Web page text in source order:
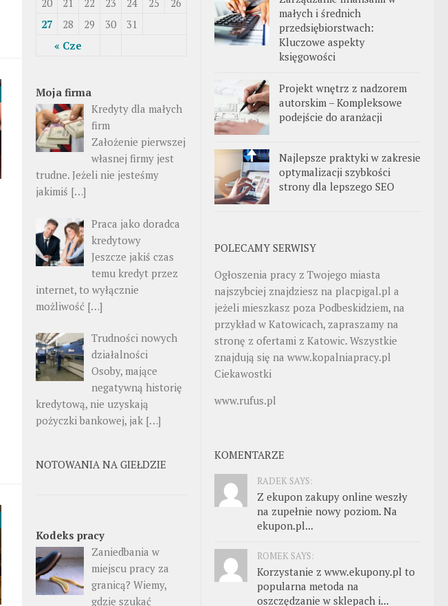
małych i średnich
przedsiębiorstwach:
Kluczowe aspekty
księgowości
Projekt wnętrz z nadzorem
autorskim – Kompleksowe
podejście do aranżacji
Najlepsze praktyki w zakresie
optymalizacji szybkości
strony dla lepszego SEO
POLECAMY SERWISY
Ogłoszenia pracy z Twojego miasta
najszybciej znajdziesz na placpigal.pl a
jeżeli mieszkasz poza Podbeskidziem, na
przykład w Katowicach, zapraszamy na
stronę z ofertami z Katowic. Wszystkie
znajdują się na www.kopalniapracy.pl
Ciekawostki
www.rufus.pl
KOMENTARZE
RADEK SAYS:
Z ekupon zakupy online weszły
na zupełnie nowy poziom. Na
ekupon.pl...
ROMEK SAYS:
Korzystanie z www.ekupony.pl to
popularna metoda na
oszczędzanie w sklepach i...
« Cze
20
21 22 23 24 25
26
27
28 29 30 31
Moja firma
Kredyty dla małych
firm
Założenie pierwszej
własnej firmy jest
trudne. Jeżeli nie jesteśmy
jakimiś […]
Praca jako doradca
kredytowy
Jeszcze jakiś czas
temu kredyt przez
internet, to wyłącznie
możliwość […]
Trudności nowych
działalności
Osoby, mające
negatywną historię
kredytową, nie uzyskają
pożyczki bankowej, jak […]
NOTOWANIA NA GIEŁDZIE
Kodeks pracy
Zaniedbania w
miejscu pracy za
granicą? Wiemy,
gdzie szukać